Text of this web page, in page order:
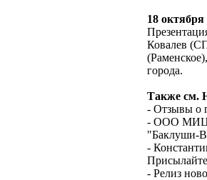
18
Ковалев
города.
Также см.
- Отзывы о
- ООО МИЦ
"Баклуши-
-
- Релиз